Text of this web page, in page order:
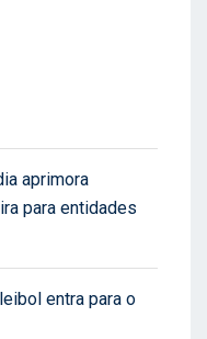
aprimora
para entidades
entra para o